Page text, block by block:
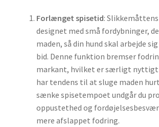
Forlænget spisetid:
designet med små fordybninger,
maden, så din hund skal arbejde
bid. Denne funktion bremser
markant, hvilket er særligt nyttigt
har tendens til at sluge maden
sænke spisetempoet undgår du
oppustethed og fordøjelsesbesvær
mere afslappet fodring.